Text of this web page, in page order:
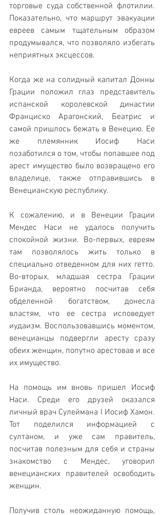
торговые суда собственной флотилии.
Показательно, что маршрут эвакуации
евреев самым тщательным образом
продумывался, что позволяло избегать
неприятных эксцессов.
Когда же на солидный капитал Донны
Грации положил глаз представитель
испанской королевской династии
Франциско Арагонский, Беатрис и
самой пришлось бежать в Венецию. Ее
же племянник Иосиф Наси
позаботился о том, чтобы попавшее под
арест имущество было возвращено его
владелице, также отправившись в
Венецианскую республику.
К сожалению, и в Венеции Грации
Мендес Наси не удалось получить
спокойной жизни. Во-первых, евреям
там позволялось жить только в
специально отведенном для них гетто.
Во-вторых, младшая сестра Грации
Брианда, вероятно посчитав себя
обделенной богатством, донесла
властям, что ее сестра исповедует
иудаизм. Воспользовавшись моментом,
венецианцы подвергли аресту сразу
обеих женщин, попутно арестовав и все
их имущество.
На помощь им вновь пришел Иосиф
Наси. Среди его друзей оказался
личный врач Сулеймана I Иосиф Хамон.
Тот поделился информацией с
султаном, и уже сам правитель,
посчитав полезным для себя и страны
знакомство с Мендес, уговорил
венецианских правителей освободить
женщин.
Получив столь неожиданную помощь,